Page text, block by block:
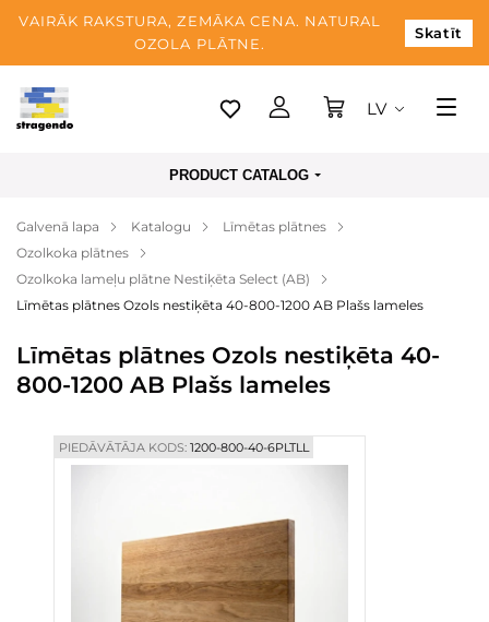
VAIRĀK RAKSTURA, ZEMĀKA CENA. NATURAL
OZOLA PLĀTNE.
Skatīt
Tallina
Apmaksa
Par mums
Blogs
Kontaktinformācija
LV
PRODUCT CATALOG
Galvenā lapa Katalogu
Līmētas plātnes
Ozolkoka plātnes
Ozolkoka lameļu plātne Nestiķēta Select (AB)
Līmētas plātnes Ozols nestiķēta 40-800-1200 AB Plašs lameles
Līmētas plātnes Ozols nestiķēta 40-
800-1200 AB Plašs lameles
PIEDĀVĀTĀJA KODS:1200-800-40-6PLTLL